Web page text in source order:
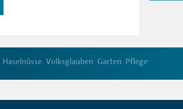
Haselnüsse Volksglauben Garten Pflege